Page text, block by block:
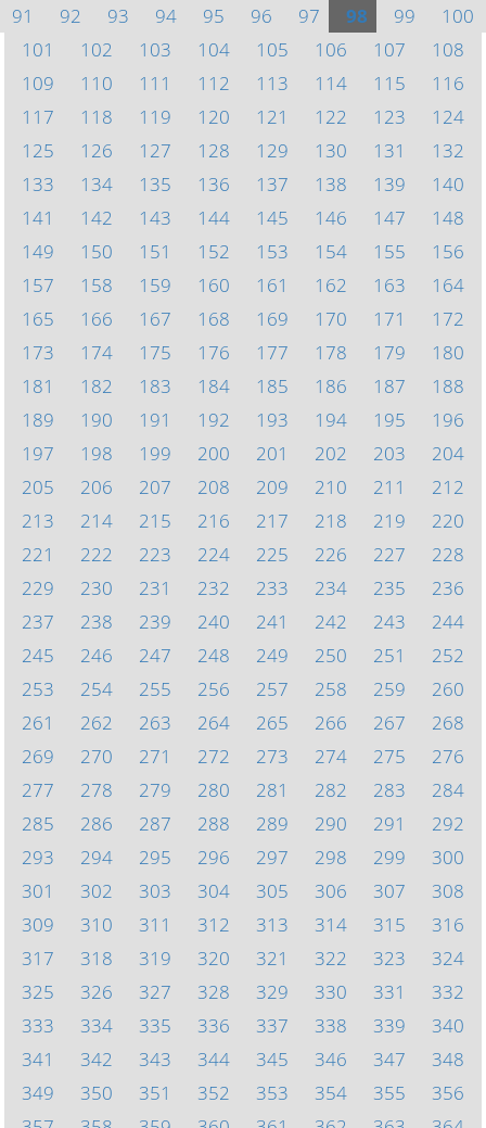
91
92 93 94 95 96 97 98 99
100
101
102 103 104 105 106 107
108
109
110 111 112 113 114 115
116
117
118 119 120 121 122 123
124
125
126 127 128 129 130 131
132
133
134 135 136 137 138 139
140
141
142 143 144 145 146 147
148
149
150 151 152 153 154 155
156
157
158 159 160 161 162 163
164
165
166 167 168 169 170 171
172
173
174 175 176 177 178 179
180
181
182 183 184 185 186 187
188
189
190 191 192 193 194 195
196
197
198 199 200 201 202 203
204
205
206 207 208 209 210 211
212
213
214 215 216 217 218 219
220
221
222 223 224 225 226 227
228
229
230 231 232 233 234 235
236
237
238 239 240 241 242 243
244
245
246 247 248 249 250 251
252
253
254 255 256 257 258 259
260
261
262 263 264 265 266 267
268
269
270 271 272 273 274 275
276
277
278 279 280 281 282 283
284
285
286 287 288 289 290 291
292
293
294 295 296 297 298 299
300
301
302 303 304 305 306 307
308
309
310 311 312 313 314 315
316
317
318 319 320 321 322 323
324
325
326 327 328 329 330 331
332
333
334 335 336 337 338 339
340
341
342 343 344 345 346 347
348
349
350 351 352 353 354 355
356